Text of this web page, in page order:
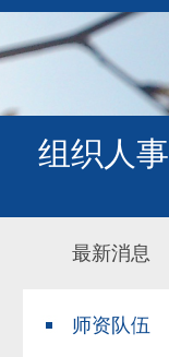
学院简介
现任领导
组织结构
学科设置
组织人事
最新消息
师资队伍